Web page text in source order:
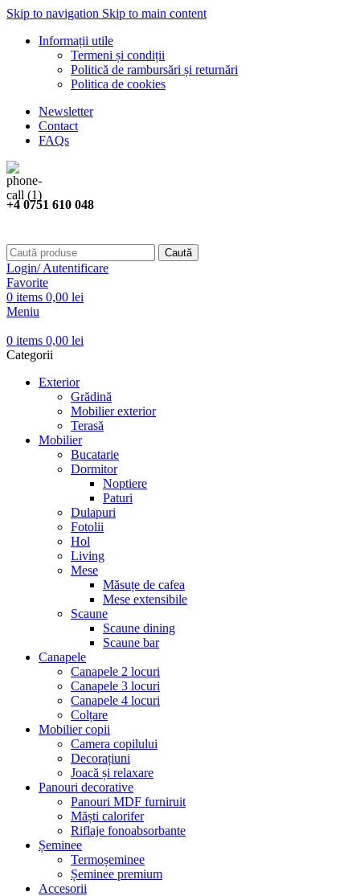
Skip to navigation Skip to main content
Informații utile
Termeni și condiții
Politică de rambursări și returnări
Politica de cookies
Newsletter
Contact
FAQs
+4 0751 610 048
Caută
Login/ Autentificare
Favorite
0 items 0,00 lei
Meniu
0 items 0,00 lei
Categorii
Exterior
Grădină
Mobilier exterior
Terasă
Mobilier
Bucatarie
Dormitor
Noptiere
Paturi
Dulapuri
Fotolii
Hol
Living
Mese
Măsuțe de cafea
Mese extensibile
Scaune
Scaune dining
Scaune bar
Canapele
Canapele 2 locuri
Canapele 3 locuri
Canapele 4 locuri
Colțare
Mobilier copii
Camera copilului
Decorațiuni
Joacă și relaxare
Panouri decorative
Panouri MDF furniruit
Măști calorifer
Riflaje fonoabsorbante
Șeminee
Termoșeminee
Șeminee premium
Accesorii